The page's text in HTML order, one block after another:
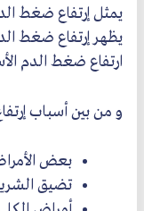
يظهر إرتفاع ضغط
ارتفاع ضغط الدم
و من بين أسباب
بعض
تضيق